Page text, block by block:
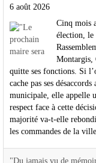
6 août 2026
Cinq mois
élection, le
Montargis,
quitte ses fonctions. Si
cache pas ses
municipale, elle appelle
respect face à cette
majorité va-t-elle
les commandes de la
"Du jamais vu de